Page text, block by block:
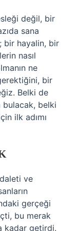
değil, bir
sana
bir hayalin, bir
nasıl
ne
bir
Belki de
bulacak, belki
ilk adımı
ve
gerçeği
bu merak
kadar getirdi.